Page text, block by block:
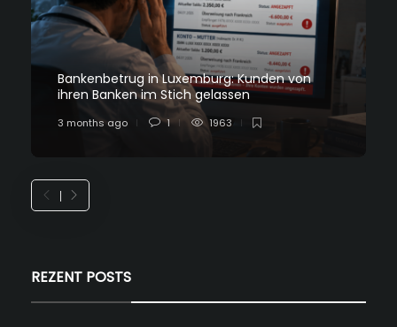
Bankenbetrug in Luxemburg: Kunden von
ihren Banken im Stich gelassen
3 months ago 1 1963
REZENT POSTS